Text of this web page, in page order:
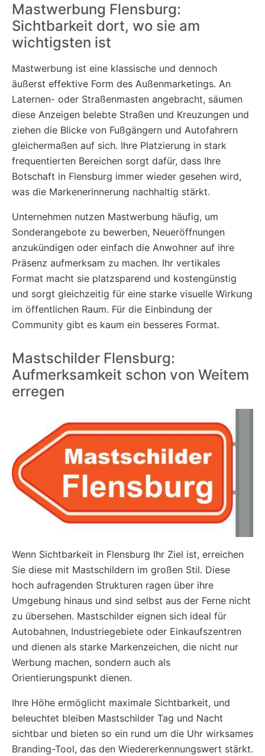
Mastwerbung Flensburg:
Sichtbarkeit dort, wo sie am
wichtigsten ist
Mastwerbung ist eine klassische und dennoch
äußerst effektive Form des Außenmarketings. An
Laternen- oder Straßenmasten angebracht, säumen
diese Anzeigen belebte Straßen und Kreuzungen und
ziehen die Blicke von Fußgängern und Autofahrern
gleichermaßen auf sich. Ihre Platzierung in stark
frequentierten Bereichen sorgt dafür, dass Ihre
Botschaft in Flensburg immer wieder gesehen wird,
was die Markenerinnerung nachhaltig stärkt.
Unternehmen nutzen Mastwerbung häufig, um
Sonderangebote zu bewerben, Neueröffnungen
anzukündigen oder einfach die Anwohner auf ihre
Präsenz aufmerksam zu machen. Ihr vertikales
Format macht sie platzsparend und kostengünstig
und sorgt gleichzeitig für eine starke visuelle Wirkung
im öffentlichen Raum. Für die Einbindung der
Community gibt es kaum ein besseres Format.
Mastschilder Flensburg:
Aufmerksamkeit schon von Weitem
erregen
Wenn Sichtbarkeit in Flensburg Ihr Ziel ist, erreichen
Sie diese mit Mastschildern im großen Stil. Diese
hoch aufragenden Strukturen ragen über ihre
Umgebung hinaus und sind selbst aus der Ferne nicht
zu übersehen. Mastschilder eignen sich ideal für
Autobahnen, Industriegebiete oder Einkaufszentren
und dienen als starke Markenzeichen, die nicht nur
Werbung machen, sondern auch als
Orientierungspunkt dienen.
Ihre Höhe ermöglicht maximale Sichtbarkeit, und
beleuchtet bleiben Mastschilder Tag und Nacht
sichtbar und bieten so ein rund um die Uhr wirksames
Branding-Tool, das den Wiedererkennungswert stärkt.